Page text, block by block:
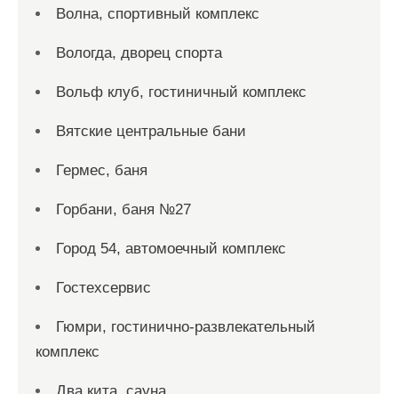
Волна, спортивный комплекс
Вологда, дворец спорта
Вольф клуб, гостиничный комплекс
Вятские центральные бани
Гермес, баня
Горбани, баня №27
Город 54, автомоечный комплекс
Гостехсервис
Гюмри, гостинично-развлекательный
комплекс